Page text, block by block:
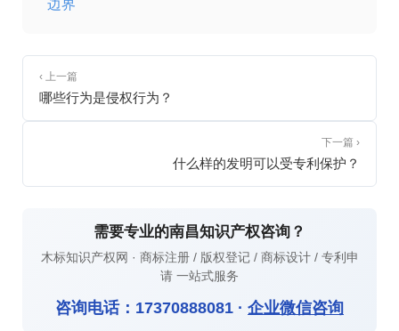
边界
‹ 上一篇
哪些行为是侵权行为？
下一篇 ›
什么样的发明可以受专利保护？
需要专业的南昌知识产权咨询？
木标知识产权网 · 商标注册 / 版权登记 / 商标设计 / 专利申
请 一站式服务
咨询电话： 17370888081 · 企业微信咨询